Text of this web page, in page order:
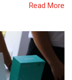
Read More